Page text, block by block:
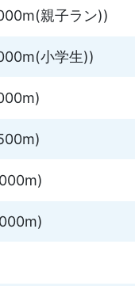
親子ラン))
小学生))